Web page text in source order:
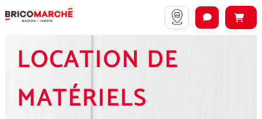
LOCATION DE
MATÉRIELS